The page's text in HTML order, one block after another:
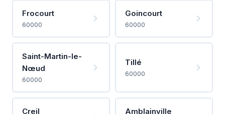
Frocourt
60000
Goincourt
60000
Saint-Martin-le-
Nœud
60000
Tillé
60000
Creil Amblainville